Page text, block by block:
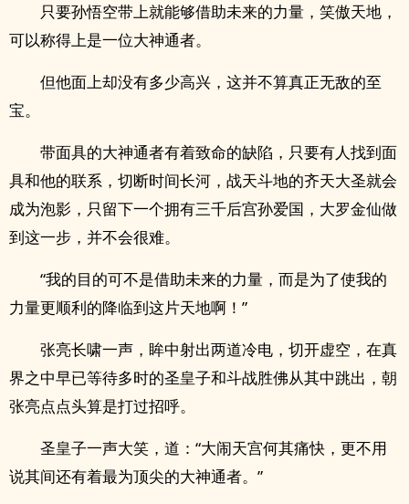
只要孙悟空带上就能够借助未来的力量，笑傲天地，
可以称得上是一位大神通者。
但他面上却没有多少高兴，这并不算真正无敌的至
宝。
带面具的大神通者有着致命的缺陷，只要有人找到面
具和他的联系，切断时间长河，战天斗地的齐天大圣就会
成为泡影，只留下一个拥有三千后宫孙爱国，大罗金仙做
到这一步，并不会很难。
“我的目的可不是借助未来的力量，而是为了使我的
力量更顺利的降临到这片天地啊！”
张亮长啸一声，眸中射出两道冷电，切开虚空，在真
界之中早已等待多时的圣皇子和斗战胜佛从其中跳出，朝
张亮点点头算是打过招呼。
圣皇子一声大笑，道：“大闹天宫何其痛快，更不用
说其间还有着最为顶尖的大神通者。”